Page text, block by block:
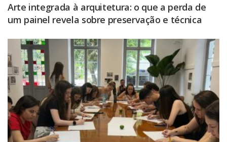
Arte integrada à arquitetura: o que a perda de
um painel revela sobre preservação e técnica